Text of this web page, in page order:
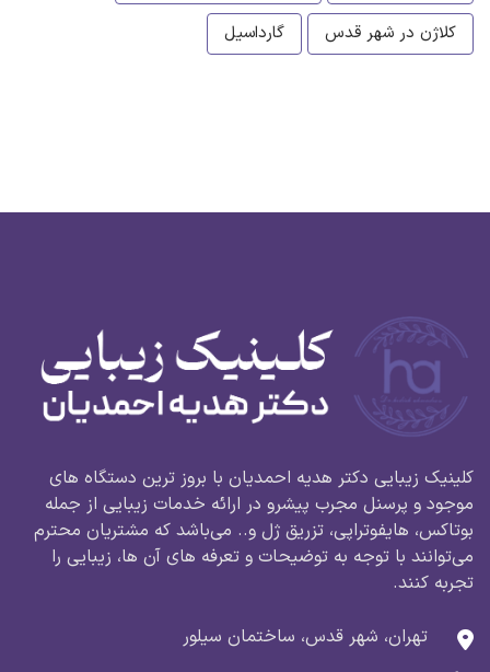
کلاژن در شهر قدس
گارداسیل
کلینیک زیبایی دکتر هدیه احمدیان با بروز ترین دستگاه های
موجود و پرسنل مجرب پیشرو در ارائه خدمات زیبایی از جمله
بوتاکس، هایفوتراپی، تزریق ژل و.. می‌باشد که مشتریان محترم
می‌توانند با توجه به توضیحات و تعرفه های آن ها، زیبایی را
تجربه کنند.
تهران، شهر قدس، ساختمان سیلور